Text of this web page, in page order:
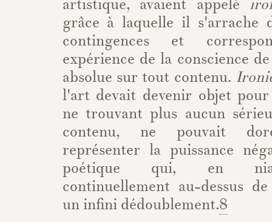
artistique, avaient appelé
grâce à laquelle il s'arrache
contingences et
expérience de la conscience
absolue sur tout contenu.
l'art devait devenir objet
ne trouvant plus aucun
contenu, ne pouvait
représenter la puissance
poétique qui, en
continuellement au-dessus
un infini dédoublement.8